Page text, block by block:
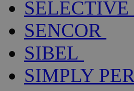
SELECTIVE
SENCOR
SIBEL
SIMPLY